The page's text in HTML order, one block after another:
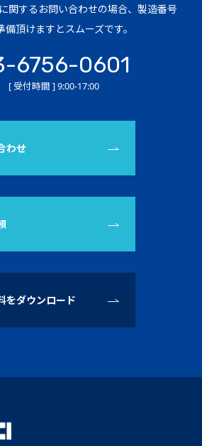
関するお問い合わせの場合、製造番号
備頂けますとスムーズです。
6756-0601
[ 受付時間 ] 9:00-17:00
わせ
をダウンロード